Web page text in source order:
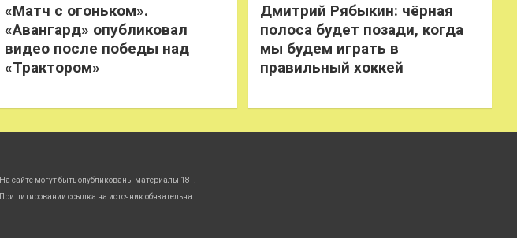
«Матч с огоньком».
«Авангард» опубликовал
видео после победы над
«Трактором»
Дмитрий Рябыкин: чёрная
полоса будет позади, когда
мы будем играть в
правильный хоккей
На сайте могут быть опубликованы материалы 18+!
При цитировании ссылка на источник обязательна.